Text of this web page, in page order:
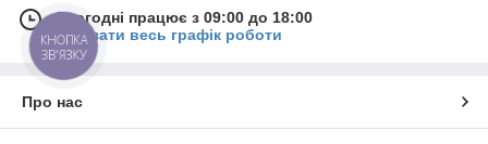
Сьогодні працює з 09:00 до 18:00
Показати весь графік роботи
Про нас
КНОПКА
ЗВ'ЯЗКУ